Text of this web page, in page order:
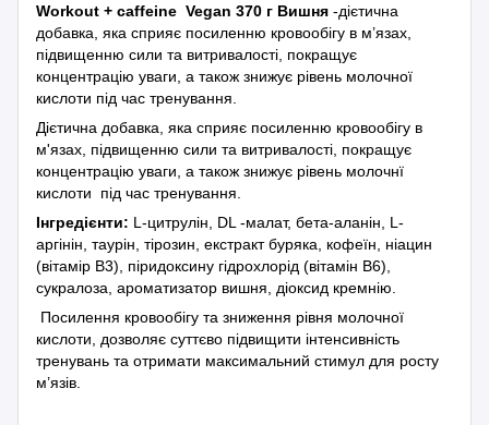
Workout + сaffeine Vegan 370 г Вишня -дієтична
добавка, яка сприяє посиленню кровообігу в м’язах,
підвищенню сили та витривалості, покращує
концентрацію уваги, а також знижує рівень молочної
кислоти під час тренування.
Дієтична добавка, яка сприяє посиленню кровообігу в
м'язах, підвищенню сили та витривалості, покращує
концентрацію уваги, а також знижує рівень молочнї
кислоти під час тренування.
Інгредієнти: L-цитрулін, DL -малат, бета-аланін, L-
аргінін, таурін, тірозин, екстракт буряка, кофеїн, ніацин
(вітамір В3), піридоксину гідрохлорід (вітамін В6),
сукралоза, ароматизатор вишня, діоксид кремнію.
Посилення кровообігу та зниження рівня молочної
кислоти, дозволяє суттєво підвищити інтенсивність
тренувань та отримати максимальний стимул для росту
м’язів.